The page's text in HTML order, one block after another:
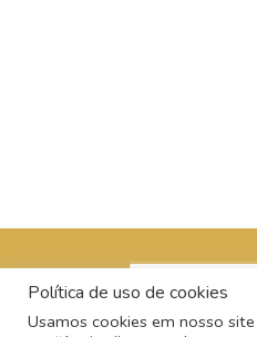
Política de uso de cookies
Usamos cookies em nosso